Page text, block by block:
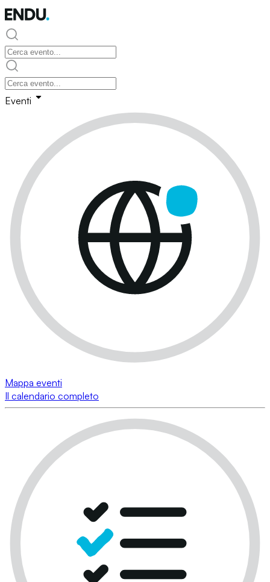
Eventi
Mappa eventi
Il calendario completo